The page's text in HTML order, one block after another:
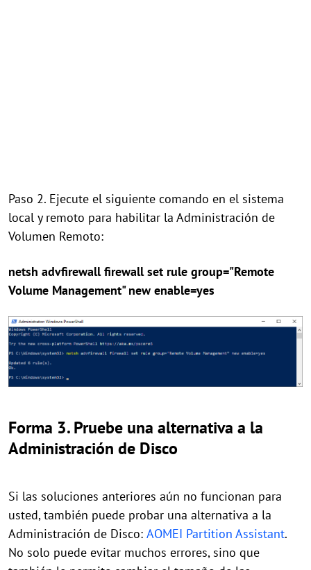
Paso 2. Ejecute el siguiente comando en el sistema
local y remoto para habilitar la Administración de
Volumen Remoto:
netsh advfirewall firewall set rule group="Remote
Volume Management" new enable=yes
Forma 3. Pruebe una alternativa a la
Administración de Disco
Si las soluciones anteriores aún no funcionan para
usted, también puede probar una alternativa a la
Administración de Disco: AOMEI Partition Assistant.
No solo puede evitar muchos errores, sino que